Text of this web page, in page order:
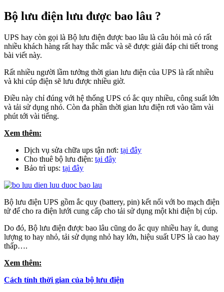
Bộ lưu điện lưu được bao lâu ?
UPS hay còn gọi là Bộ lưu điện được bao lâu là câu hỏi mà có rất
nhiều khách hàng rất hay thắc mắc và sẽ được giải đáp chi tiết trong
bài viết này.
Rất nhiều người lầm tưởng thời gian lưu điện của UPS là rất nhiều
và khi cúp điện sẽ lưu được nhiều giờ.
Điều này chỉ đúng với hệ thống UPS có ắc quy nhiều, công suất lớn
và tải sử dụng nhỏ. Còn đa phần thời gian lưu điện rơi vào tầm vài
phút tới vài tiếng.
Xem thêm:
Dịch vụ sửa chữa ups tận nơi: tại đây
Cho thuê bộ lưu điện: tại đây
Bảo trì ups: tại đây
Bộ lưu điện UPS gồm ắc quy (battery, pin) kết nối với bo mạch điện
tử để cho ra điện lưới cung cấp cho tải sử dụng một khi điện bị cúp.
Do đó, Bộ lưu điện được bao lâu cũng do ắc quy nhiều hay ít, dung
lượng to hay nhỏ, tải sử dụng nhỏ hay lớn, hiệu suất UPS là cao hay
thấp….
Xem thêm:
Cách tính thời gian của bộ lưu điện